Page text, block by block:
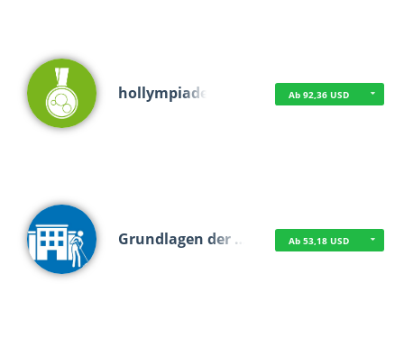
hollympiade Ab 92,36 USD
Grundlagen der … Ab 53,18 USD